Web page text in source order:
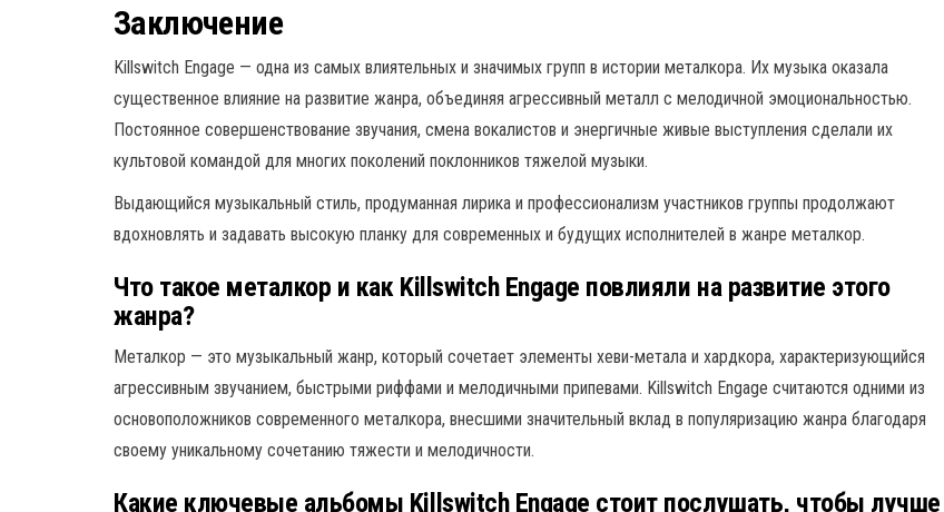
Заключение
Killswitch Engage — одна из самых влиятельных и значимых групп в истории металкора. Их музыка оказала
существенное влияние на развитие жанра, объединяя агрессивный металл с мелодичной эмоциональностью.
Постоянное совершенствование звучания, смена вокалистов и энергичные живые выступления сделали их
культовой командой для многих поколений поклонников тяжелой музыки.
Выдающийся музыкальный стиль, продуманная лирика и профессионализм участников группы продолжают
вдохновлять и задавать высокую планку для современных и будущих исполнителей в жанре металкор.
Что такое металкор и как Killswitch Engage повлияли на развитие этого
жанра?
Металкор — это музыкальный жанр, который сочетает элементы хеви-метала и хардкора, характеризующийся
агрессивным звучанием, быстрыми риффами и мелодичными припевами. Killswitch Engage считаются одними из
основоположников современного металкора, внесшими значительный вклад в популяризацию жанра благодаря
своему уникальному сочетанию тяжести и мелодичности.
Какие ключевые альбомы Killswitch Engage стоит послушать, чтобы лучше